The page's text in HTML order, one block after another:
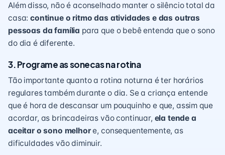
Além disso, não é aconselhado manter o silêncio total da
casa:continue o ritmo das atividades e das outras
pessoas da família para que o bebê entenda que o sono
do dia é diferente.
3. Programe as sonecas na rotina
Tão importante quanto a rotina noturna é ter horários
regulares também durante o dia. Se a criança entende
que é hora de descansar um pouquinho e que, assim que
acordar, as brincadeiras vão continuar, ela tende a
aceitar o sono melhore, consequentemente, as
dificuldades vão diminuir.